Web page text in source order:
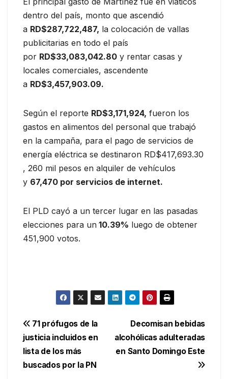
dentro del país, monto que ascendió
a RD$287,722,487, la colocación de vallas
publicitarias en todo el país
por RD$33,083,042.80 y rentar casas y
locales comerciales, ascendente
a RD$3,457,903.09.
Según el reporte RD$3,171,924, fueron los
gastos en alimentos del personal que trabajó
en la campaña, para el pago de servicios de
energía eléctrica se destinaron RD$417,693.30
, 260 mil pesos en alquiler de vehículos
y 67,470 por servicios de internet.
El PLD cayó a un tercer lugar en las pasadas
elecciones para un 10.39% luego de obtener
451,900 votos.
Navegación
de
entradas
Decomisan bebidas
alcohólicas adulteradas
en Santo Domingo Este
71 prófugos de la
justicia incluidos en
lista de los más
buscados por la PN